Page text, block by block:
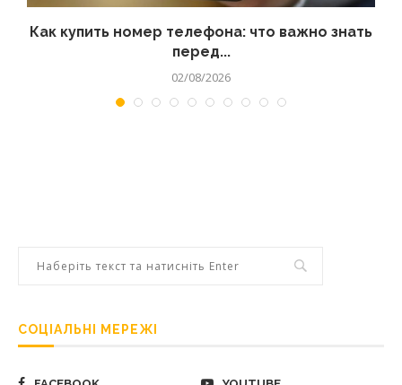
Как купить номер телефона: что важно знать
перед...
02/08/2026
СОЦІАЛЬНІ МЕРЕЖІ